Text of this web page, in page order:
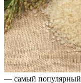
— самый популярный